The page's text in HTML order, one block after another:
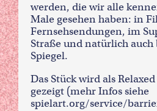
werden, die wir alle
Male gesehen haben: in
Fernsehsendungen, im
Straße und natürlich
Spiegel.
Das Stück wird als
gezeigt (mehr Infos siehe
spielart.org/service/